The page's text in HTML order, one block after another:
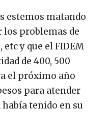
estemos matando
los problemas de
y que el FIDEM
de 400, 500
el próximo año
para atender
tenido en su